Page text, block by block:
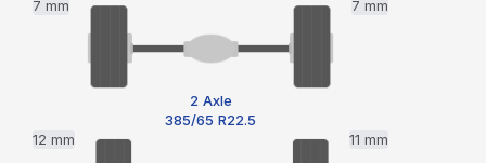
7 mm
7 mm
2 Axle
385/65 R22.5
12 mm
11 mm